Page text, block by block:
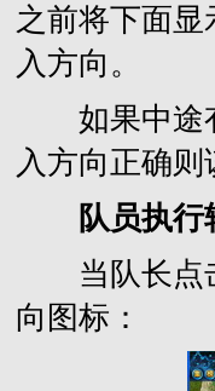
之前将下面
入方向。
如果中途有
入方向正确
队员执
当队长点击
向图标：